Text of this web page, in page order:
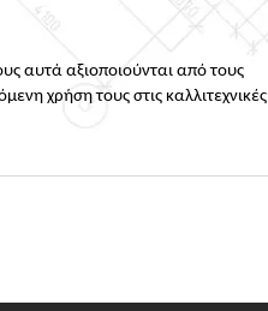
αυτά αξιοποιούνται από τους
χρήση τους στις καλλιτεχνικές